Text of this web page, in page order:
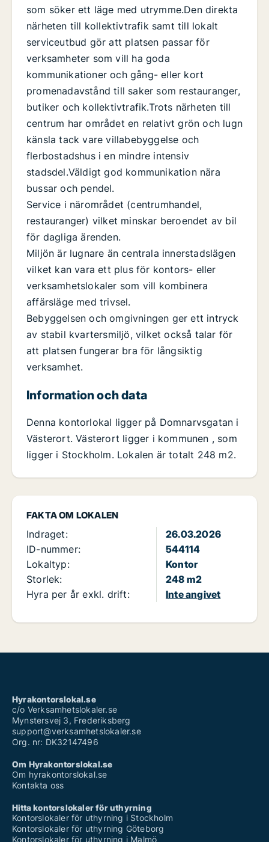
FAKTA OM LOKALEN
Indraget:
26.03.2026
ID-nummer:
544114
Lokaltyp:
Kontor
Storlek:
248 m2
Hyra per år exkl. drift:
Inte angivet
som söker ett läge med utrymme.Den direkta
närheten till kollektivtrafik samt till lokalt
serviceutbud gör att platsen passar för
verksamheter som vill ha goda
kommunikationer och gång- eller kort
promenadavstånd till saker som restauranger,
butiker och kollektivtrafik.Trots närheten till
centrum har området en relativt grön och lugn
känsla tack vare villabebyggelse och
flerbostadshus i en mindre intensiv
stadsdel.Väldigt god kommunikation nära
bussar och pendel.
Service i närområdet (centrumhandel,
restauranger) vilket minskar beroendet av bil
för dagliga ärenden.
Miljön är lugnare än centrala innerstadslägen
vilket kan vara ett plus för kontors- eller
verksamhetslokaler som vill kombinera
affärsläge med trivsel.
Bebyggelsen och omgivningen ger ett intryck
av stabil kvartersmiljö, vilket också talar för
att platsen fungerar bra för långsiktig
verksamhet.
Information och data
Denna kontorlokal ligger på Domnarvsgatan i
Västerort. Västerort ligger i kommunen , som
ligger i Stockholm. Lokalen är totalt 248 m2.
Hyrakontorslokal.se
c/o Verksamhetslokaler.se
Mynstersvej 3, Frederiksberg
support@verksamhetslokaler.se
Org. nr: DK32147496
Om Hyrakontorslokal.se
Om hyrakontorslokal.se
Kontakta oss
Hitta kontorslokaler för uthyrning
Kontorslokaler för uthyrning i Stockholm
Kontorslokaler för uthyrning Göteborg
Kontorslokaler för uthyrning i Malmö